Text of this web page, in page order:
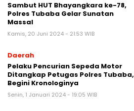
Sambut HUT Bhayangkara ke-78,
Polres Tubaba Gelar Sunatan
Massal
Kamis, 20 Juni 2024 - 21:53 WIB
Daerah
Pelaku Pencurian Sepeda Motor
Ditangkap Petugas Polres Tubaba,
Begini Kronologinya
Senin, 1 Januari 2024 - 19:05 WIB